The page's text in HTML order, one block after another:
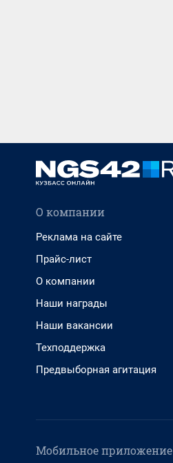
О компании
Реклама на сайте
Прайс-лист
О компании
Наши награды
Наши вакансии
Техподдержка
Предвыборная агитация
Мобильное приложение